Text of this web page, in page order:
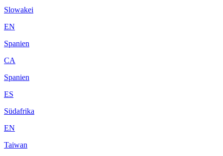
Slowakei
EN
Spanien
CA
Spanien
ES
Südafrika
EN
Taiwan